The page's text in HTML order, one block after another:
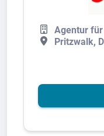
Agentur
Pritzwalk,